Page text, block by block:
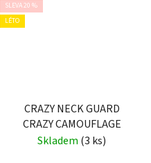
SLEVA 20 %
LÉTO
CRAZY NECK GUARD
CRAZY CAMOUFLAGE
Skladem (3 ks)